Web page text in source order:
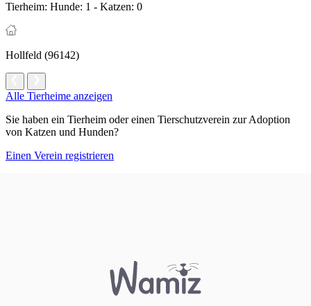
Tierheim: Hunde: 1 - Katzen: 0
Hollfeld (96142)
Alle Tierheime anzeigen
Sie haben ein Tierheim oder einen Tierschutzverein zur Adoption
von Katzen und Hunden?
Einen Verein registrieren